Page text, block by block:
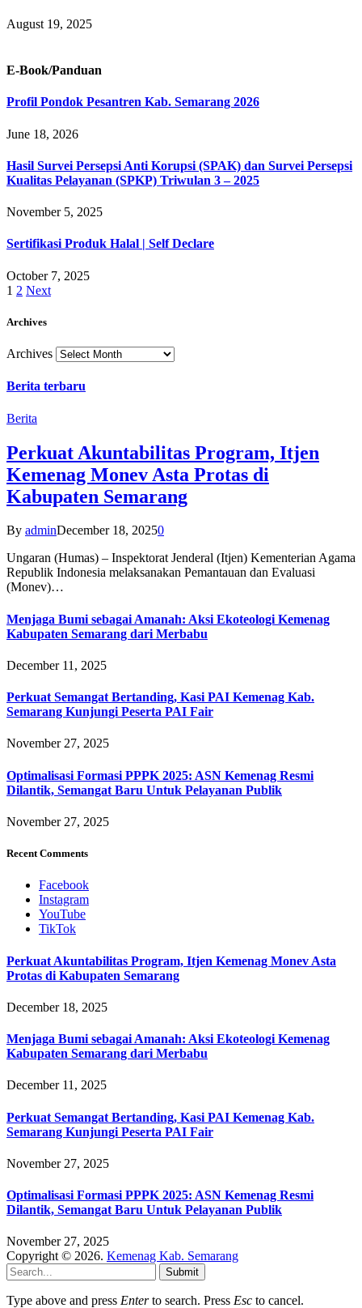
August 19, 2025
E-Book/Panduan
Profil Pondok Pesantren Kab. Semarang 2026
June 18, 2026
Hasil Survei Persepsi Anti Korupsi (SPAK) dan Survei Persepsi
Kualitas Pelayanan (SPKP) Triwulan 3 – 2025
November 5, 2025
Sertifikasi Produk Halal | Self Declare
October 7, 2025
1 2 Next
Archives
Archives
Berita terbaru
Berita
Perkuat Akuntabilitas Program, Itjen
Kemenag Monev Asta Protas di
Kabupaten Semarang
By adminDecember 18, 20250
Ungaran (Humas) – Inspektorat Jenderal (Itjen) Kementerian Agama
Republik Indonesia melaksanakan Pemantauan dan Evaluasi
(Monev)…
Menjaga Bumi sebagai Amanah: Aksi Ekoteologi Kemenag
Kabupaten Semarang dari Merbabu
December 11, 2025
Perkuat Semangat Bertanding, Kasi PAI Kemenag Kab.
Semarang Kunjungi Peserta PAI Fair
November 27, 2025
Optimalisasi Formasi PPPK 2025: ASN Kemenag Resmi
Dilantik, Semangat Baru Untuk Pelayanan Publik
November 27, 2025
Recent Comments
Facebook
Instagram
YouTube
TikTok
Perkuat Akuntabilitas Program, Itjen Kemenag Monev Asta
Protas di Kabupaten Semarang
December 18, 2025
Menjaga Bumi sebagai Amanah: Aksi Ekoteologi Kemenag
Kabupaten Semarang dari Merbabu
December 11, 2025
Perkuat Semangat Bertanding, Kasi PAI Kemenag Kab.
Semarang Kunjungi Peserta PAI Fair
November 27, 2025
Optimalisasi Formasi PPPK 2025: ASN Kemenag Resmi
Dilantik, Semangat Baru Untuk Pelayanan Publik
November 27, 2025
Copyright © 2026. Kemenag Kab. Semarang
Submit
Type above and press Enterto search. Press Esc to cancel.